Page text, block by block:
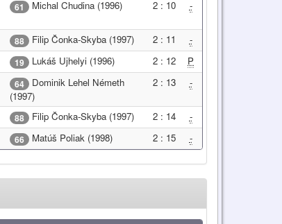
61 Michal Chudina (1996) 2 : 10 -
88 Filip Čonka-Skyba (1997) 2 : 11
-
19 Lukáš Ujhelyi (1996) 2 : 12
P
64
Dominik Lehel Németh
(1997)
2 : 13 -
88 Filip Čonka-Skyba (1997) 2 : 14
-
66 Matúš Poliak (1998) 2 : 15 -